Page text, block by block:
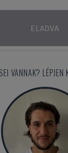
ELADVA
VANNAK?